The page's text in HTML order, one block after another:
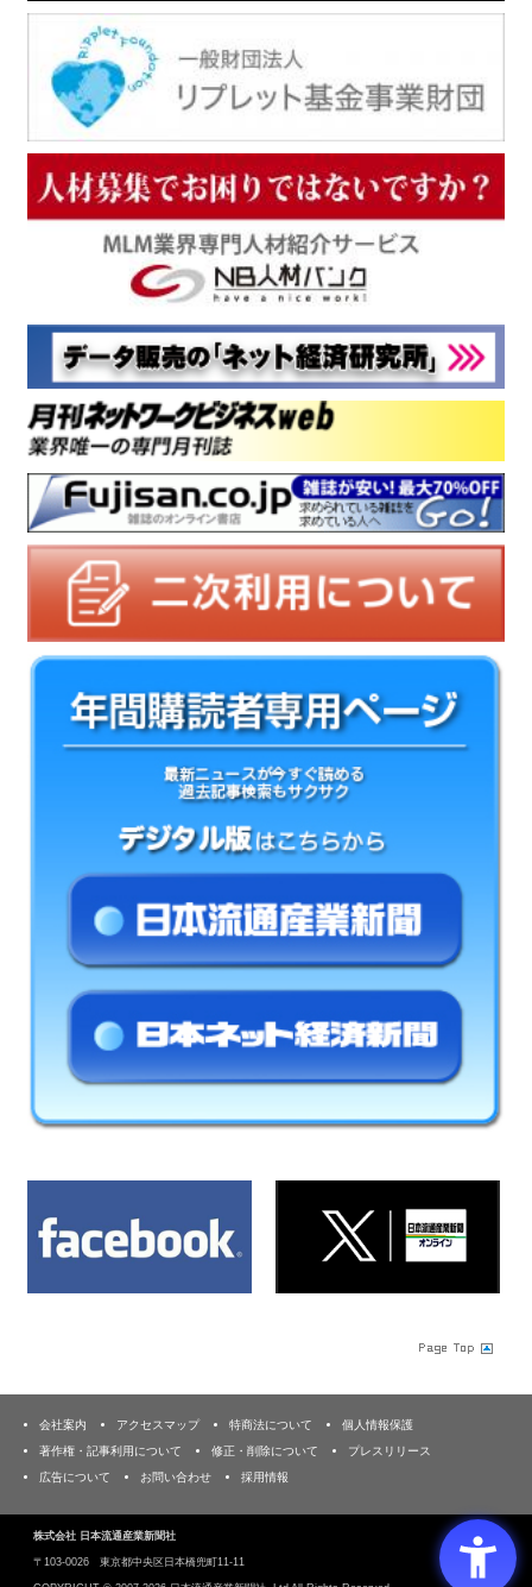
会社案内 アクセスマップ 特商法について
個人情報保護
著作権・記事利用について
修正・削除について
プレスリリース
広告について
お問い合わせ 採用情報
株式会社 日本流通産業新聞社
〒103‐0026 東京都中央区日本橋兜町11-11